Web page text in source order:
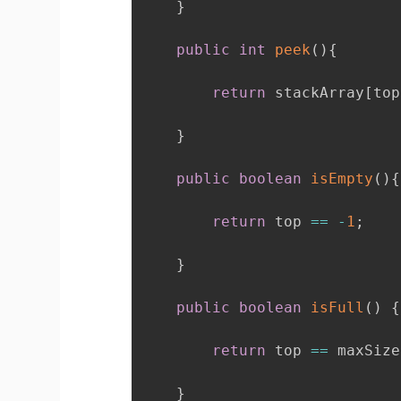
}
public int peek ( ) {
return stackArray [ top
}
public boolean isEmpty ( ) {
return top == - 1 ;
}
public boolean isFull ( ) {
return top == maxSize
}